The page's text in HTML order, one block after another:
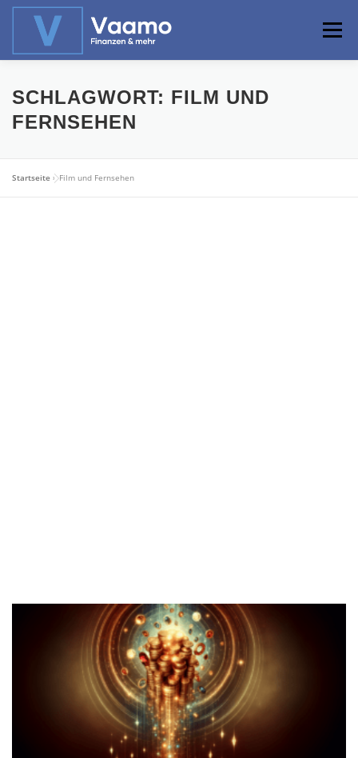
Zum
Menü
ABOUT ONLINE-RECHNER BASISWISSEN
SCHLAGWORT: FILM UND
FERNSEHEN
Startseite »Film und Fernsehen